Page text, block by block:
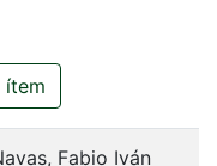
ítem
Fabio Iván